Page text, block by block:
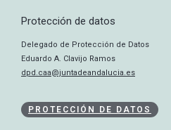
Protección de datos
Delegado de Protección de Datos
Eduardo A. Clavijo Ramos
dpd.caa@juntadeandalucia.es
PROTECCIÓN DE DATOS